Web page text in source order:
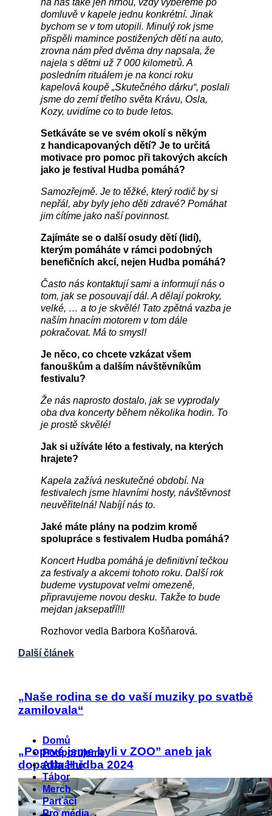
domluvě v kapele jednu konkrétní. Jinak
bychom se v tom utopili. Minulý rok jsme
přispěli mamince postižených dětí na auto,
zrovna nám před dvěma dny napsala, že
najela s dětmi už 7 000 kilometrů. A
posledním rituálem je na konci roku
kapelová koupě „Skutečného dárku“, poslali
jsme do zemí třetího světa Krávu, Osla,
Kozy, uvidíme co to bude letos.
Setkáváte se ve svém okolí s někým
z handicapovaných dětí? Je to určitá
motivace pro pomoc při takových akcích
jako je festival Hudba pomáhá?
Samozřejmě. Je to těžké, který rodič by si
nepřál, aby byly jeho děti zdravé? Pomáhat
jim cítíme jako naší povinnost.
Zajímáte se o další osudy dětí (lidí),
kterým pomáháte v rámci podobných
benefičních akcí, nejen Hudba pomáhá?
Často nás kontaktují sami a informují nás o
tom, jak se posouvají dál. A dělají pokroky,
velké, … a to je skvělé! Tato zpětná vazba je
naším hnacím motorem v tom dále
pokračovat. Má to smysl!
Je něco, co chcete vzkázat všem
fanouškům a dalším návštěvníkům
festivalu?
Že nás naprosto dostalo, jak se vyprodaly
oba dva koncerty během několika hodin. To
je prostě skvělé!
Jak si užíváte léto a festivaly, na kterých
hrajete?
Kapela zažívá neskutečné období. Na
festivalech jsme hlavními hosty, návštěvnost
neuvěřitelná! Nabíjí nás to.
Jaké máte plány na podzim kromě
spolupráce s festivalem Hudba pomáhá?
Koncert Hudba pomáhá je definitivní tečkou
za festivaly a akcemi tohoto roku. Další rok
budeme vystupovat velmi omezeně,
připravujeme novou desku. Takže to bude
mejdan jaksepatří!!!
Rozhovor vedla Barbora Košňarová.
Další článek
„Naše rodina se do vaší muziky po svatbě
zamilovala“
„Poprvé jsme byli v ZOO” aneb jak
dopadla Hudba 2024
Menu
Domů
Podporujeme
Aktuálně
Tábor
Merch
Parťáci
Pro média